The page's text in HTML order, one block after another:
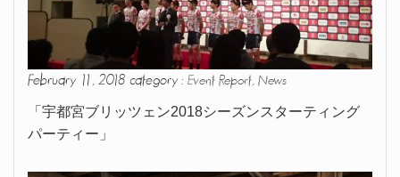
February 11, 2018 category : Event Report News
「宇都宮ブリッツェン2018シーズンスターティング
パーティー」